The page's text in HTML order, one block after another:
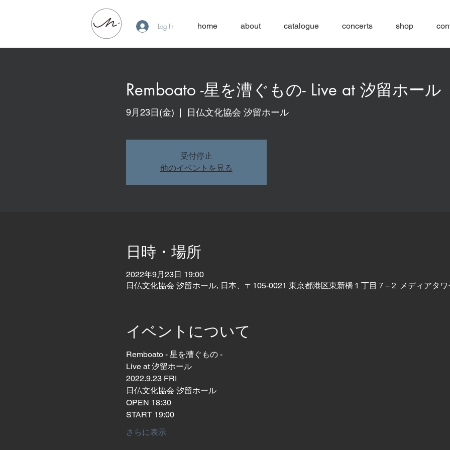
Log In home about catalogue concerts shop
Remboato -星を漕ぐもの- Live at 汐留ホール
9月23日(金) 日仏文化協会 汐留ホール
受付停止
他のイベントを見る
日時・場所
2022年9月23日 19:00
日仏文化協会 汐留ホール, 日本、〒105-0021 東京都港区東新橋１丁目７−２ メディアタ
イベントについて
Remboato - 星を漕ぐもの -
Live at 汐留ホール
2022.9.23 FRI
日仏文化協会 汐留ホール
OPEN 18:30
START 19:00
さらに表示